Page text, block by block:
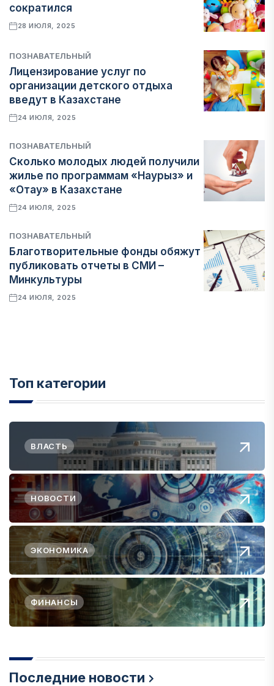
сократился
28 ИЮЛЯ, 2025
ПОЗНАВАТЕЛЬНЫЙ
Лицензирование услуг по
организации детского отдыха
введут в Казахстане
24 ИЮЛЯ, 2025
ПОЗНАВАТЕЛЬНЫЙ
Сколько молодых людей получили
жилье по программам «Наурыз» и
«Отау» в Казахстане
24 ИЮЛЯ, 2025
ПОЗНАВАТЕЛЬНЫЙ
Благотворительные фонды обяжут
публиковать отчеты в СМИ –
Минкультуры
24 ИЮЛЯ, 2025
Топ категории
ВЛАСТЬ
НОВОСТИ
ЭКОНОМИКА
ФИНАНСЫ
Последние новости